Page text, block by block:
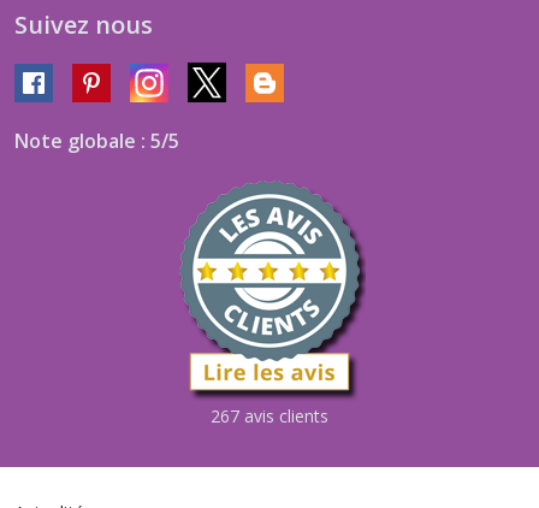
Suivez nous
Note globale : 5/5
267 avis clients